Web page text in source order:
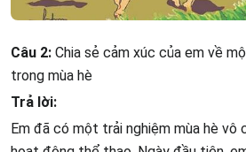
Câu 2: Chia sẻ cảm xúc của em về
trong mùa hè
Trả lời:
Em đã có một trải nghiệm mùa hè vô